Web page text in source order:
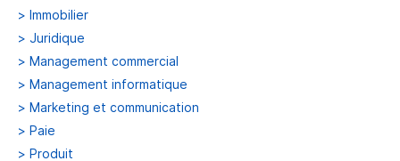
> Immobilier
> Juridique
> Management commercial
> Management informatique
> Marketing et communication
> Paie
> Produit